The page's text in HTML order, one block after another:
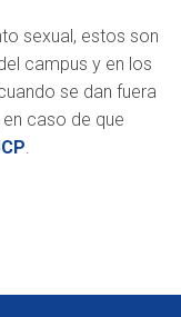
sexual, estos son
campus y en los
se dan fuera
caso de que
.